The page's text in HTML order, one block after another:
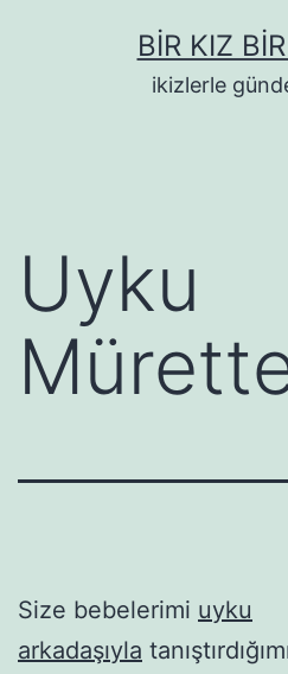
BIR KIZ
ikizlerle
Uyku
Size bebelerimi uyku
arkadaşıyla